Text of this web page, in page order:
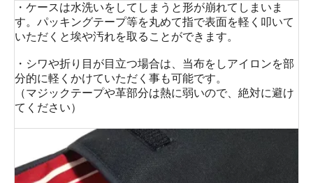
・ケースは水洗いをしてしまうと形が崩れてしまいま
す。パッキングテープ等を丸めて指で表面を軽く叩いて
いただくと埃や汚れを取ることができます。
・シワや折り目が目立つ場合は、当布をしアイロンを部
分的に軽くかけていただく事も可能です。
（マジックテープや革部分は熱に弱いので、絶対に避け
てください）